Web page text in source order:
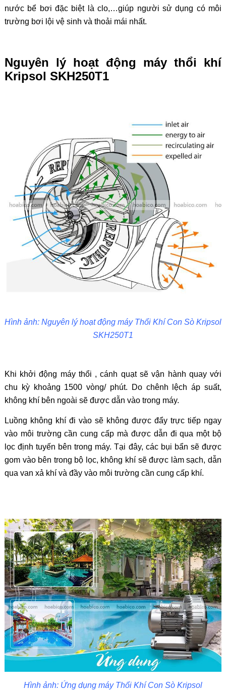
nước bể bơi đặc biệt là clo,…giúp người sử dụng có môi
trường bơi lội vệ sinh và thoải mái nhất.
Nguyên lý hoạt động máy thổi khí
Kripsol SKH250T1
Hình ảnh: Nguyên lý hoạt động máy Thổi Khí Con Sò Kripsol
SKH250T1
Khi khởi động máy thổi , cánh quạt sẽ vận hành quay với
chu kỳ khoảng 1500 vòng/ phút. Do chênh lệch áp suất,
không khí bên ngoài sẽ được dẫn vào trong máy.
Luồng không khí đi vào sẽ không được đẩy trực tiếp ngay
vào môi trường cần cung cấp mà được dẫn đi qua một bộ
lọc định tuyến bên trong máy. Tại đây, các bụi bẩn sẽ được
gom vào bên trong bộ lọc, không khí sẽ được làm sạch, dẫn
qua van xả khí và đầy vào môi trường cần cung cấp khí.
Hình ảnh: Ứng dụng máy Thổi Khí Con Sò Kripsol